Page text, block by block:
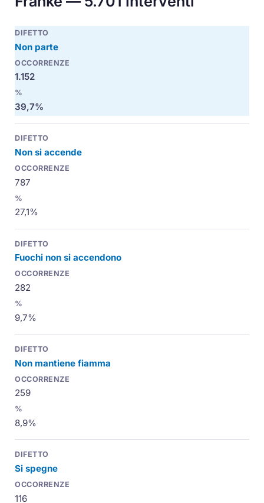
Non parte
1.152
39,7%
Non si accende
787
27,1%
Fuochi non si accendono
282
9,7%
Non mantiene fiamma
259
8,9%
Si spegne
116